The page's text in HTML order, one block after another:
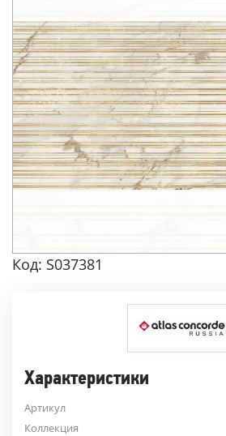
Код: S037381
Характеристики
Артикул
Коллекция